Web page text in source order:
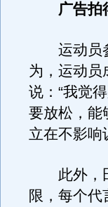
广告拍
运动员参
为，运动员
说：“我觉
要放松，能
立在不影响
此外，田
限，每个